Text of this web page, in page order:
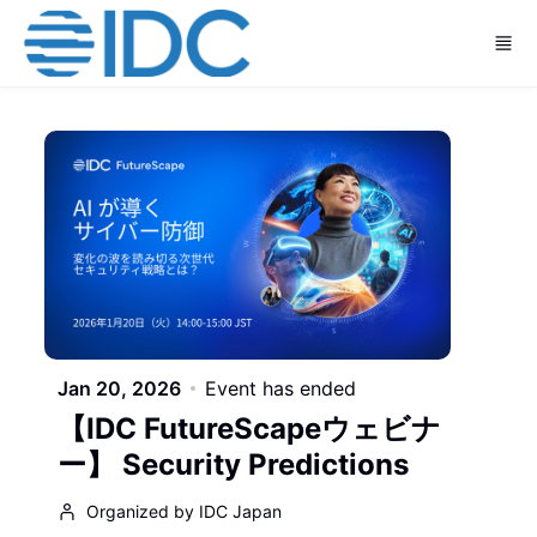
Skip to main content
Jan 20, 2026 Event has ended
【IDC FutureScapeウェビナ
ー】 Security Predictions
Organized by IDC Japan